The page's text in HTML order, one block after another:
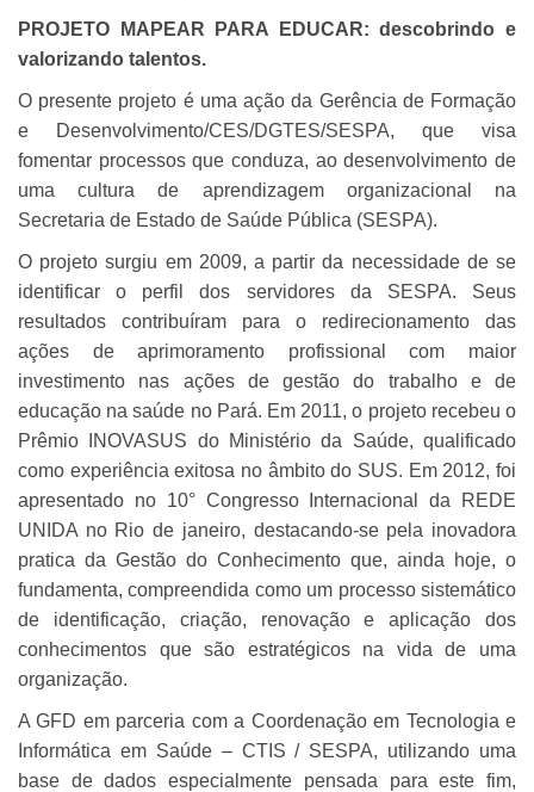
PROJETO MAPEAR PARA EDUCAR: descobrindo e
valorizando talentos.
O presente projeto é uma ação da Gerência de Formação
e Desenvolvimento/CES/DGTES/SESPA, que visa
fomentar processos que conduza, ao desenvolvimento de
uma cultura de aprendizagem organizacional na
Secretaria de Estado de Saúde Pública (SESPA).
O projeto surgiu em 2009, a partir da necessidade de se
identificar o perfil dos servidores da SESPA. Seus
resultados contribuíram para o redirecionamento das
ações de aprimoramento profissional com maior
investimento nas ações de gestão do trabalho e de
educação na saúde no Pará. Em 2011, o projeto recebeu o
Prêmio INOVASUS do Ministério da Saúde, qualificado
como experiência exitosa no âmbito do SUS. Em 2012, foi
apresentado no 10° Congresso Internacional da REDE
UNIDA no Rio de janeiro, destacando-se pela inovadora
pratica da Gestão do Conhecimento que, ainda hoje, o
fundamenta, compreendida como um processo sistemático
de identificação, criação, renovação e aplicação dos
conhecimentos que são estratégicos na vida de uma
organização.
A GFD em parceria com a Coordenação em Tecnologia e
Informática em Saúde – CTIS / SESPA, utilizando uma
base de dados especialmente pensada para este fim,